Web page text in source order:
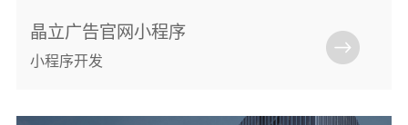
晶立广告官网小程序
小程序开发